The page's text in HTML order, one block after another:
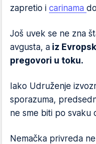
zapretio i carinama
Još uvek se ne zna
avgusta, a iz
pregovori u toku.
Iako Udruženje
sporazuma,
ne sme biti po svaku
Nemačka privreda